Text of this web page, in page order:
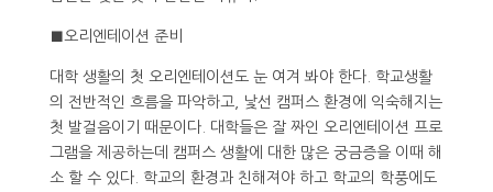
■오리엔테이션 준비
대학 생활의 첫 오리엔테이션도 눈 여겨 봐야 한다. 학교생활
의 전반적인 흐름을 파악하고, 낯선 캠퍼스 환경에 익숙해지는
첫 발걸음이기 때문이다. 대학들은 잘 짜인 오리엔테이션 프로
그램을 제공하는데 캠퍼스 생활에 대한 많은 궁금증을 이때 해
소 할 수 있다. 학교의 환경과 친해져야 하고 학교의 학풍에도